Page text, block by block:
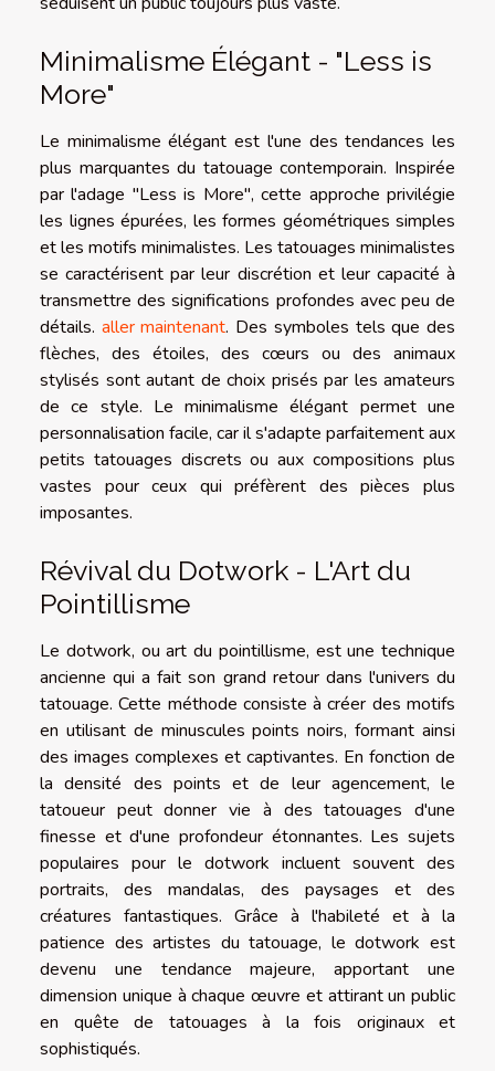
Minimalisme Élégant - "Less is
More"
Le minimalisme élégant est l'une des tendances les
plus marquantes du tatouage contemporain. Inspirée
par l'adage "Less is More", cette approche privilégie
les lignes épurées, les formes géométriques simples
et les motifs minimalistes. Les tatouages minimalistes
se caractérisent par leur discrétion et leur capacité à
transmettre des significations profondes avec peu de
détails. aller maintenant. Des symboles tels que des
flèches, des étoiles, des cœurs ou des animaux
stylisés sont autant de choix prisés par les amateurs
de ce style. Le minimalisme élégant permet une
personnalisation facile, car il s'adapte parfaitement aux
petits tatouages discrets ou aux compositions plus
vastes pour ceux qui préfèrent des pièces plus
imposantes.
Révival du Dotwork - L'Art du
Pointillisme
Le dotwork, ou art du pointillisme, est une technique
ancienne qui a fait son grand retour dans l'univers du
tatouage. Cette méthode consiste à créer des motifs
en utilisant de minuscules points noirs, formant ainsi
des images complexes et captivantes. En fonction de
la densité des points et de leur agencement, le
tatoueur peut donner vie à des tatouages d'une
finesse et d'une profondeur étonnantes. Les sujets
populaires pour le dotwork incluent souvent des
portraits, des mandalas, des paysages et des
créatures fantastiques. Grâce à l'habileté et à la
patience des artistes du tatouage, le dotwork est
devenu une tendance majeure, apportant une
dimension unique à chaque œuvre et attirant un public
en quête de tatouages à la fois originaux et
sophistiqués.